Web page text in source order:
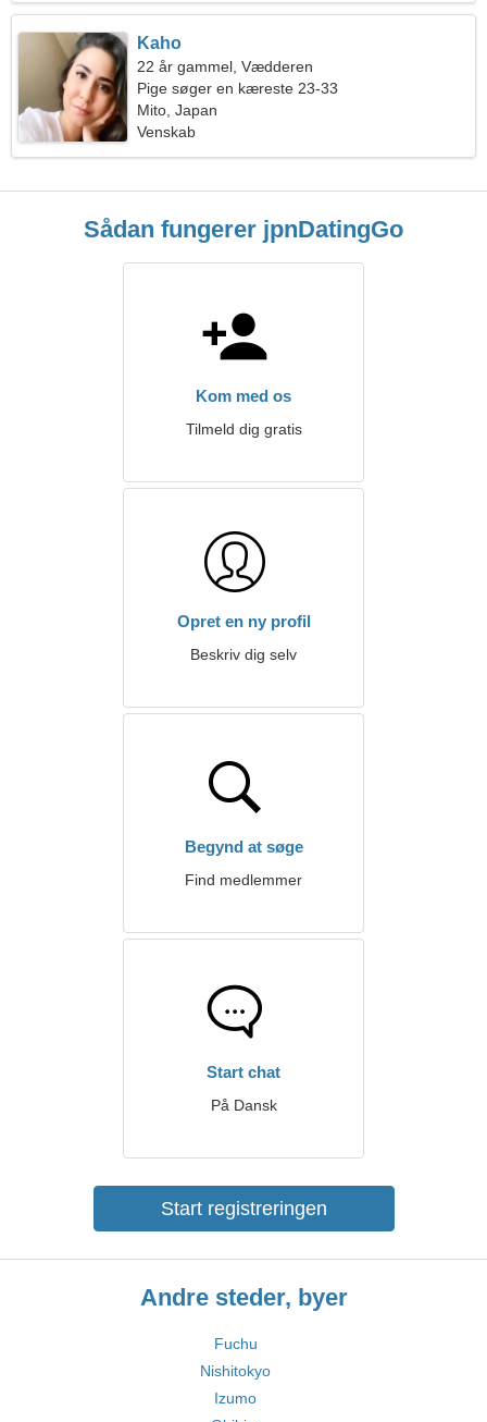
Kaho
22 år gammel, Vædderen
Pige søger en kæreste 23-33
Mito, Japan
Venskab
Sådan fungerer jpnDatingGo
Kom med os
Tilmeld dig gratis
Opret en ny profil
Beskriv dig selv
Begynd at søge
Find medlemmer
Start chat
På Dansk
Start registreringen
Andre steder, byer
Fuchu
Nishitokyo
Izumo